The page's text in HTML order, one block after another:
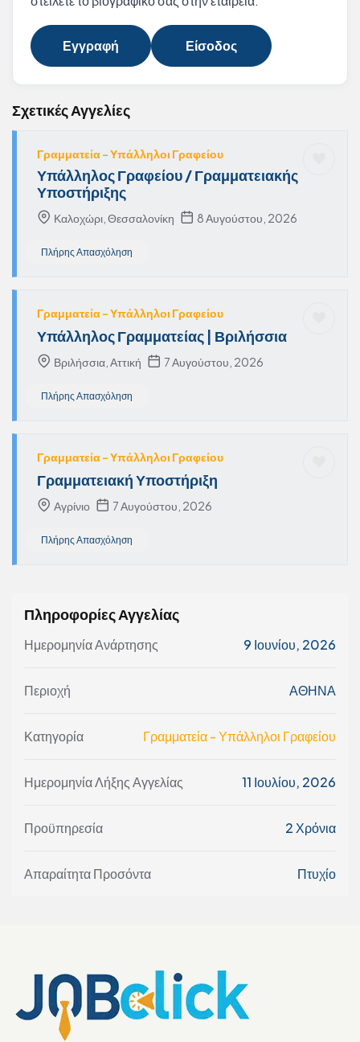
Εγγραφή Είσοδος
Σχετικές Αγγελίες
Γραμματεία - Υπάλληλοι Γραφείου
Υπάλληλος Γραφείου / Γραμματειακής
Υποστήριξης
Καλοχώρι, Θεσσαλονίκη 8 Αυγούστου, 2026
Πλήρης Απασχόληση
Γραμματεία - Υπάλληλοι Γραφείου
Υπάλληλος Γραμματείας | Βριλήσσια
Βριλήσσια, Αττική 7 Αυγούστου, 2026
Πλήρης Απασχόληση
Γραμματεία - Υπάλληλοι Γραφείου
Γραμματειακή Υποστήριξη
Αγρίνιο 7 Αυγούστου, 2026
Πλήρης Απασχόληση
Πληροφορίες Αγγελίας
Ημερομηνία Ανάρτησης 9 Ιουνίου, 2026
Περιοχή ΑΘΗΝΑ
Κατηγορία Γραμματεία - Υπάλληλοι Γραφείου
Ημερομηνία Λήξης Αγγελίας 11 Ιουλίου, 2026
Προϋπηρεσία 2 Χρόνια
Απαραίτητα Προσόντα Πτυχίο